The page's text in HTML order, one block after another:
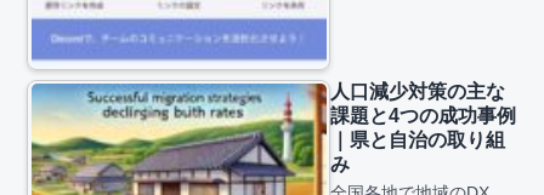
人口減少対策の主な
課題と4つの成功事例
｜県と自治の取り組
み